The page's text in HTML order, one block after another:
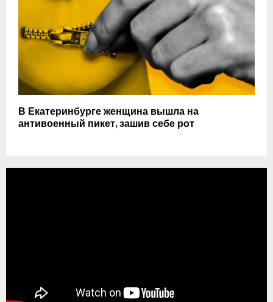
В Екатеринбурге женщина вышла на
антивоенный пикет, зашив себе рот